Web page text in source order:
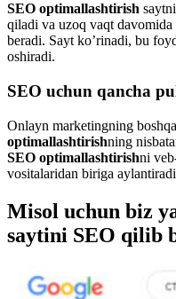
SEO optimallashtirish
qiladi va uzoq vaqt
beradi. Sayt ko’rinadi, bu
oshiradi.
SEO uchun qancha
Onlayn marketingning
optimallashtirishning
SEO optimallashtirishni
vositalaridan biriga
Misol uchun biz
saytini SEO qilib